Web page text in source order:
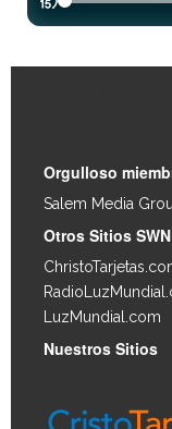
Orgulloso
Salem Media
Otros Sitios SWN
LuzMundial.com
Nuestros Sitios